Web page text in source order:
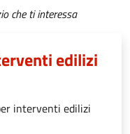
che ti interessa
edilizi
interventi edilizi